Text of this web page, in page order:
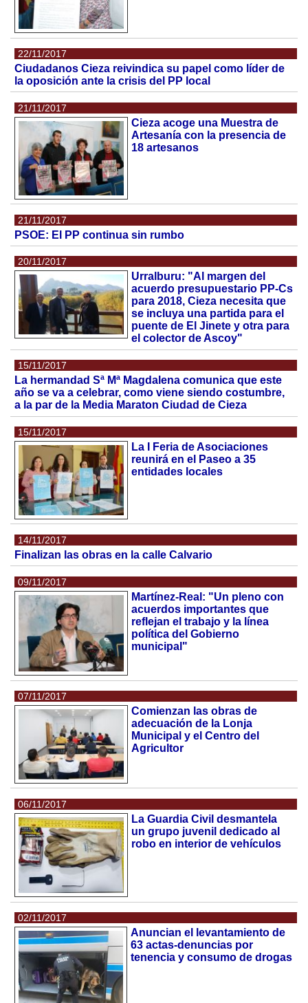
22/11/2017
Ciudadanos Cieza reivindica su papel como líder de
la oposición ante la crisis del PP local
21/11/2017
Cieza acoge una Muestra de
Artesanía con la presencia de
18 artesanos
21/11/2017
PSOE: El PP continua sin rumbo
20/11/2017
Urralburu: "Al margen del
acuerdo presupuestario PP-Cs
para 2018, Cieza necesita que
se incluya una partida para el
puente de El Jinete y otra para
el colector de Ascoy"
15/11/2017
La hermandad Sª Mª Magdalena comunica que este
año se va a celebrar, como viene siendo costumbre,
a la par de la Media Maraton Ciudad de Cieza
15/11/2017
La I Feria de Asociaciones
reunirá en el Paseo a 35
entidades locales
14/11/2017
Finalizan las obras en la calle Calvario
09/11/2017
Martínez-Real: "Un pleno con
acuerdos importantes que
reflejan el trabajo y la línea
política del Gobierno
municipal"
07/11/2017
Comienzan las obras de
adecuación de la Lonja
Municipal y el Centro del
Agricultor
06/11/2017
La Guardia Civil desmantela
un grupo juvenil dedicado al
robo en interior de vehículos
02/11/2017
Anuncian el levantamiento de
63 actas-denuncias por
tenencia y consumo de drogas